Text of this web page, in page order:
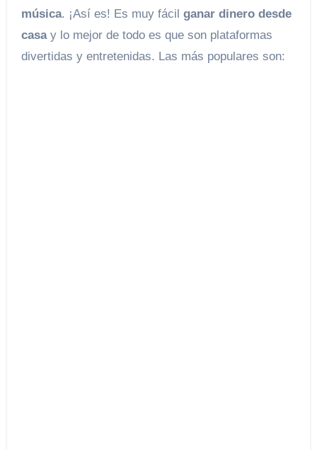
música. ¡Así es! Es muy fácil ganar dinero desde
casay lo mejor de todo es que son plataformas
divertidas y entretenidas. Las más populares son: